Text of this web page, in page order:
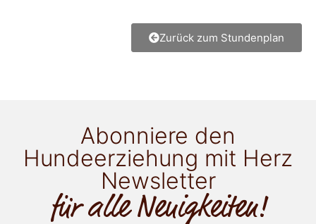
Zurück zum Stundenplan
Abonniere den
Hundeerziehung mit Herz
Newsletter
für alle Neuigkeiten!